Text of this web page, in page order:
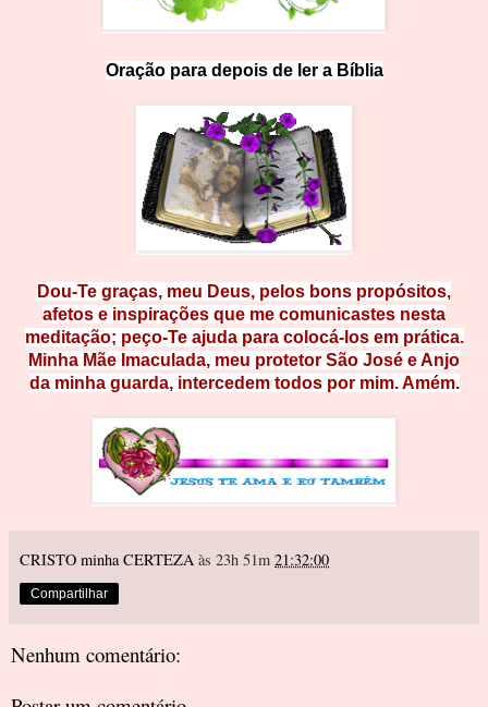
Oraçãopara depois de er a Bíblia
Dou-Te graças, meu Deus, pelos bons propósitos,
afetos e inspirações que me comunicastes nesta
meditação; peço-Te ajuda para colocá-los em prática.
Minha Mãe Imaculada, meu protetor São José e Anjo
da minha guarda, intercedem todos por mim. Amém.
CRISTO minha CERTEZA às 23h 51m 21:32:00
Compartilhar
Nenhum comentário: